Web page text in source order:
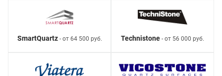
SmartQuartz- от 64 500 руб. Technistone - от 56 000 руб.